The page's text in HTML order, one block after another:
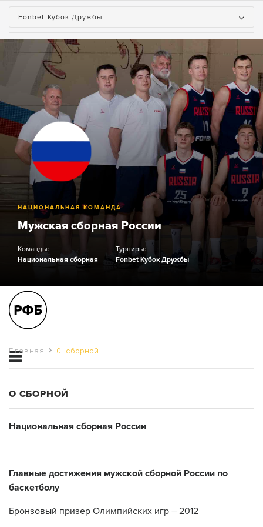
Fonbet Кубок Дружбы
НАЦИОНАЛЬНАЯ КОМАНДА
Мужская сборная России
Команды:
Национальная сборная
Турниры:
Fonbet Кубок Дружбы
Главная О сборной
О СБОРНОЙ
Национальная сборная России
Главные достижения мужской сборной России по
баскетболу
Бронзовый призер Олимпийских игр – 2012